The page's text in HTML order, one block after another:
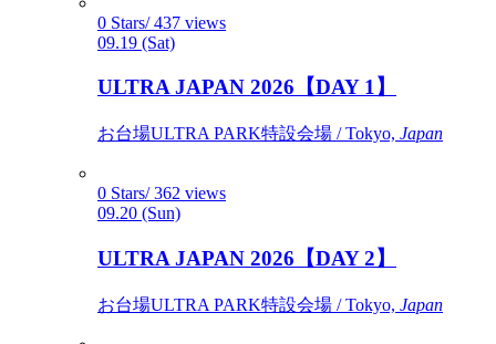
0 Stars/ 437 views
09.19 (Sat)
ULTRA JAPAN 2026【DAY 1】
お台場ULTRA PARK特設会場 / Tokyo, Japan
0 Stars/ 362 views
09.20 (Sun)
ULTRA JAPAN 2026【DAY 2】
お台場ULTRA PARK特設会場 / Tokyo, Japan